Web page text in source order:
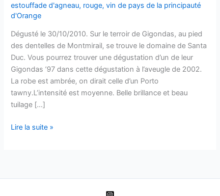
estouffade d'agneau, rouge,vin de pays de la principauté
d'Orange
Dégusté le 30/10/2010. Sur le terroir de Gigondas, au pied
des dentelles de Montmirail, se trouve le domaine de Santa
Duc. Vous pourrez trouver une dégustation d’un de leur
Gigondas ’97 dans cette dégustation à l’aveugle de 2002.
La robe est ambrée, on dirait celle d’un Porto
tawny.L’intensité est moyenne. Belle brillance et beau
tuilage […]
Vin
Lire la suite »